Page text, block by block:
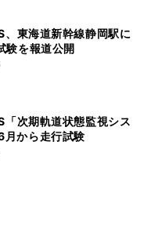
東海道新幹線静岡駅に
験を報道公開
次期軌道状態監視シス
月から走行試験